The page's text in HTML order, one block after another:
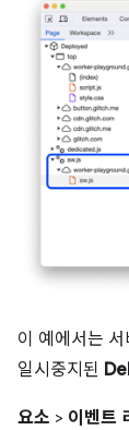
이 예에서는
일시중지된
요소 > 이벤트